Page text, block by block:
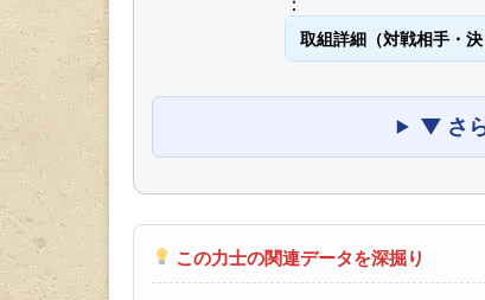
取組詳細（対戦相手・決
▼ さ
この力士の関連データを深掘り